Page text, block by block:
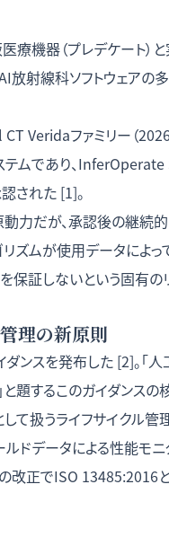
療機器（プレデケート）
射線科ソフトウェアの
Veridaファミリー（
ムであり、
された [1]。
力だが、承認後の継続
ズムが使用データによ
証しないという固有の
理の新原則
ンスを発布した [2]。「
題するこのガイダンスの
て扱うライフサイクル管
ドデータによる性能モ
の改正でISO 13485:2016